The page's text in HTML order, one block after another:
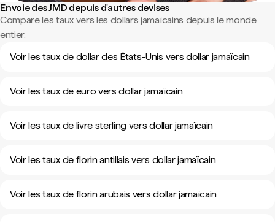
Envoie des JMD depuis d'autres devises
Compare les taux vers les dollars jamaïcains depuis le monde
entier.
Voir les taux de dollar des États-Unis vers dollar jamaïcain
Voir les taux de euro vers dollar jamaïcain
Voir les taux de livre sterling vers dollar jamaïcain
Voir les taux de florin antillais vers dollar jamaïcain
Voir les taux de florin arubais vers dollar jamaïcain